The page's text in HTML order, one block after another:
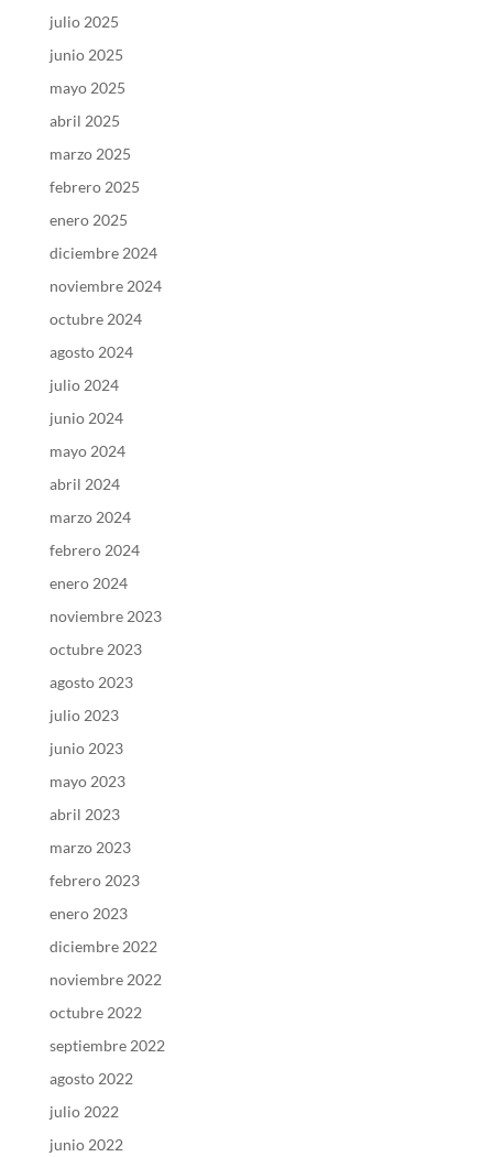
julio 2025
junio 2025
mayo 2025
abril 2025
marzo 2025
febrero 2025
enero 2025
diciembre 2024
noviembre 2024
octubre 2024
agosto 2024
julio 2024
junio 2024
mayo 2024
abril 2024
marzo 2024
febrero 2024
enero 2024
noviembre 2023
octubre 2023
agosto 2023
julio 2023
junio 2023
mayo 2023
abril 2023
marzo 2023
febrero 2023
enero 2023
diciembre 2022
noviembre 2022
octubre 2022
septiembre 2022
agosto 2022
julio 2022
junio 2022